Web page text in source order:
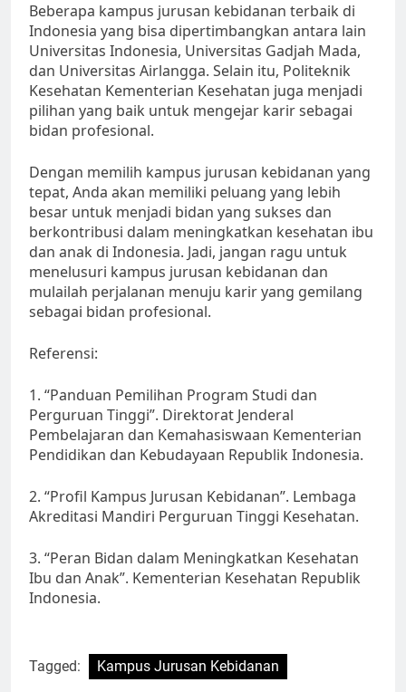
Beberapa kampus jurusan kebidanan terbaik di
Indonesia yang bisa dipertimbangkan antara lain
Universitas Indonesia, Universitas Gadjah Mada,
dan Universitas Airlangga. Selain itu, Politeknik
Kesehatan Kementerian Kesehatan juga menjadi
pilihan yang baik untuk mengejar karir sebagai
bidan profesional.
Dengan memilih kampus jurusan kebidanan yang
tepat, Anda akan memiliki peluang yang lebih
besar untuk menjadi bidan yang sukses dan
berkontribusi dalam meningkatkan kesehatan ibu
dan anak di Indonesia. Jadi, jangan ragu untuk
menelusuri kampus jurusan kebidanan dan
mulailah perjalanan menuju karir yang gemilang
sebagai bidan profesional.
Referensi:
1. “Panduan Pemilihan Program Studi dan
Perguruan Tinggi”. Direktorat Jenderal
Pembelajaran dan Kemahasiswaan Kementerian
Pendidikan dan Kebudayaan Republik Indonesia.
2. “Profil Kampus Jurusan Kebidanan”. Lembaga
Akreditasi Mandiri Perguruan Tinggi Kesehatan.
3. “Peran Bidan dalam Meningkatkan Kesehatan
Ibu dan Anak”. Kementerian Kesehatan Republik
Indonesia.
Tagged: Kampus Jurusan Kebidanan